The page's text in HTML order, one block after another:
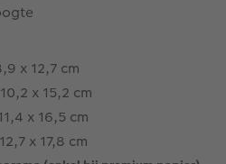
x 12,7 cm
x 15,2 cm
x 16,5 cm
x 17,8 cm